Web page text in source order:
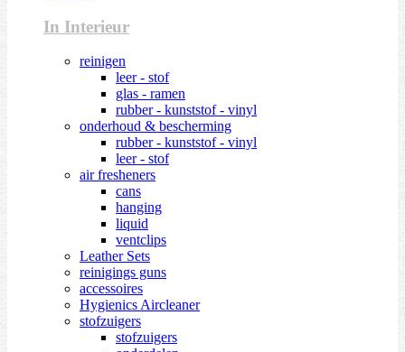
In Interieur
reinigen
leer - stof
glas - ramen
rubber - kunststof - vinyl
onderhoud & bescherming
rubber - kunststof - vinyl
leer - stof
air fresheners
cans
hanging
liquid
ventclips
Leather Sets
reinigings guns
accessoires
Hygienics Aircleaner
stofzuigers
stofzuigers